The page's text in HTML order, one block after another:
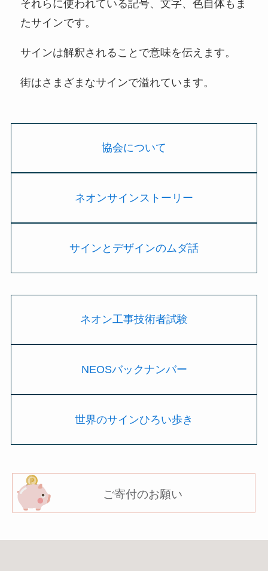
それらに使われている記号、文字、色自体もま
たサインです。
サインは解釈されることで意味を伝えます。
街はさまざまなサインで溢れています。
協会について
ネオンサインストーリー
サインとデザインのムダ話
ネオン工事技術者試験
NEOSバックナンバー
世界のサインひろい歩き